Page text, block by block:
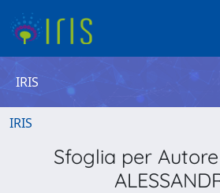
IRIS
IRIS
Sfoglia per